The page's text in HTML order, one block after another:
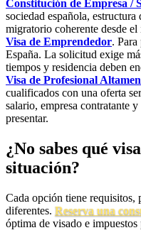
Constitución de Empresa /
sociedad española,
migratorio coherente desde
Visa de Emprendedor. Para
España. La solicitud exige
tiempos y residencia deben
Visa de Profesional
cualificados con una oferta
salario, empresa contratante
presentar.
¿No sabes qué
situación?
Cada opción tiene requisitos,
diferentes. Reserva una
óptima de visado e impuestos